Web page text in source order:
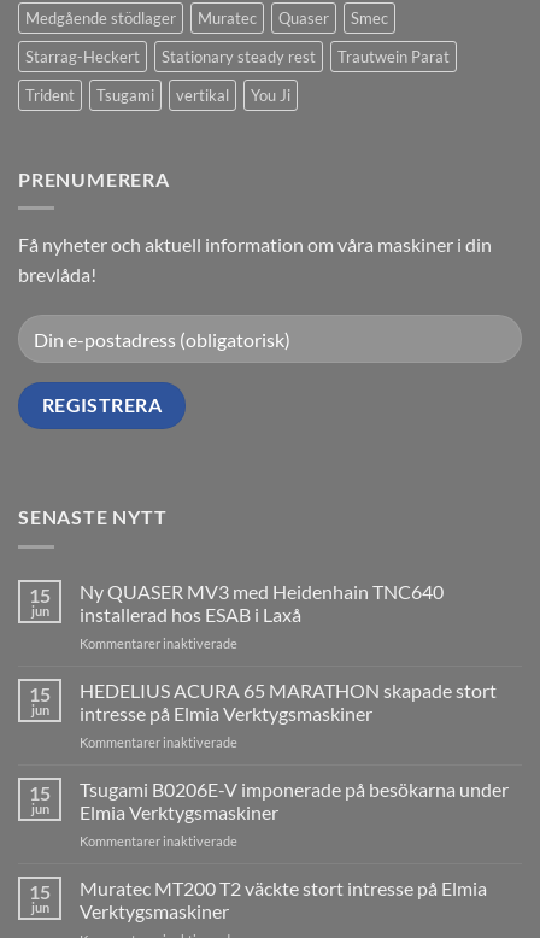
Medgående stödlager
Muratec Quaser
Smec
Starrag-Heckert
Stationary steady rest
Trautwein Parat
Trident
Tsugami vertikal You Ji
PRENUMERERA
Få nyheter och aktuell information om våra maskiner i din
brevlåda!
SENASTE NYTT
15
jun
Ny QUASER MV3 med Heidenhain TNC640
installerad hos ESAB i Laxå
Kommentarer inaktiverade
QUASER
MV3
med
installerad
hos
15
jun
HEDELIUS ACURA 65 MARATHON skapade stort
intresse på Elmia Verktygsmaskiner
Kommentarer inaktiverade
ACURA
65
MARATHON
intresse
15
jun
Tsugami B0206E-V imponerade på besökarna under
Elmia Verktygsmaskiner
Kommentarer inaktiverade
B0206E-
V
15
jun
Muratec MT200 T2 väckte stort intresse på Elmia
Verktygsmaskiner